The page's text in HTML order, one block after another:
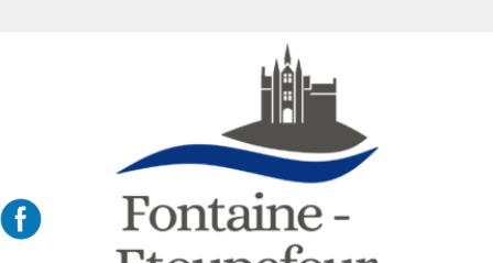
Mairie de Fontaine Etoupefour